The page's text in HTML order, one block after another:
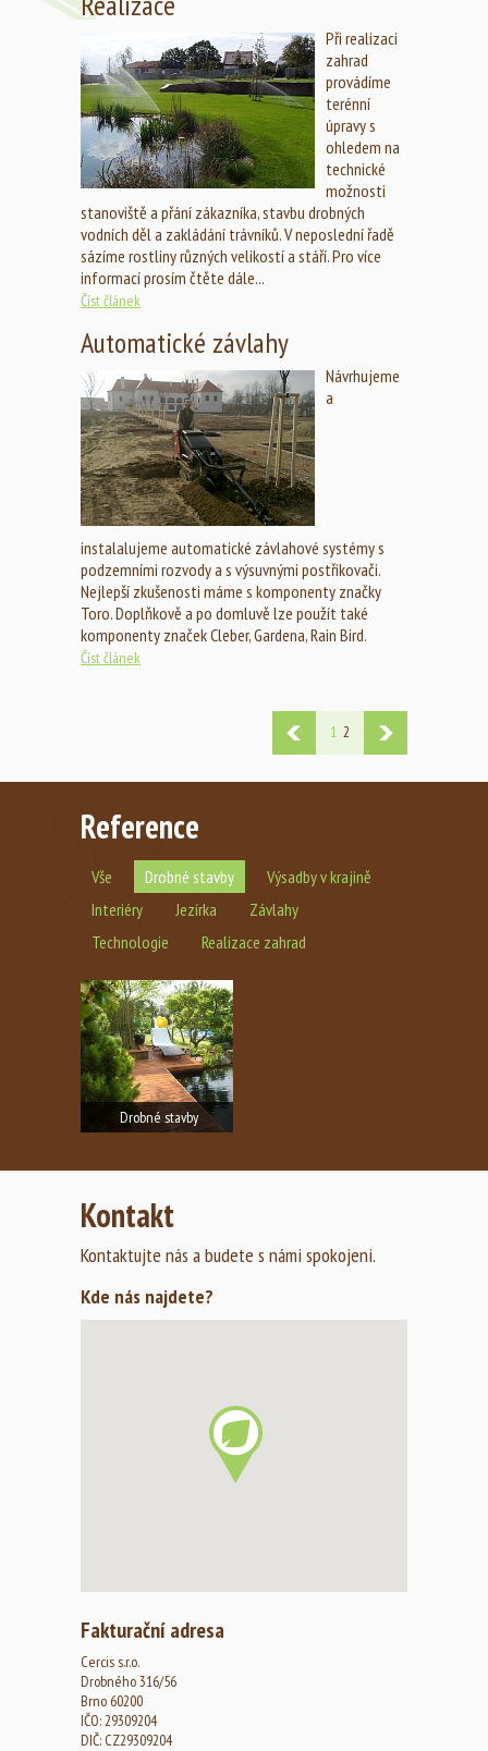
Při realizaci
zahrad
provádíme
terénní
úpravy s
ohledem na
technické
možnosti
stanoviště a přání zákazníka, stavbu drobných
vodních děl a zakládání trávníků. V neposlední řadě
sázíme rostliny různých velikostí a stáří. Pro více
informací prosím čtěte dále...
Číst článek
Automatické závlahy
Návrhujeme
a
instalalujeme automatické závlahové systémy s
podzemními rozvody a s výsuvnými postřikovači.
Nejlepší zkušenosti máme s komponenty značky
Toro. Doplňkově a po domluvě lze použít také
komponenty značek Cleber, Gardena, Rain Bird.
Číst článek
1 2
Reference
Vše Drobné stavby
Výsadby v krajině
Interiéry
Jezírka
Závlahy
Technologie
Realizace zahrad
Drobné stavby
Zobrazit fotogalerii
Kontakt
Kontaktujte nás a budete s námi spokojeni.
Kde nás najdete?
Fakturační adresa
Cercis s.r.o.
Drobného 316/56
Brno 60200
IČO: 29309204
DIČ: CZ29309204